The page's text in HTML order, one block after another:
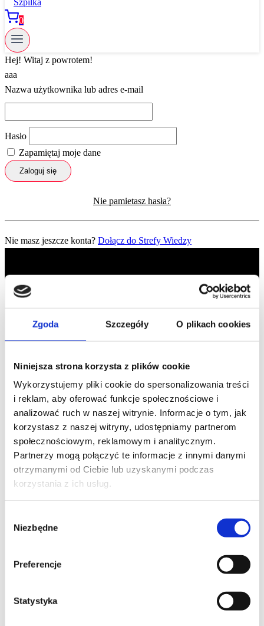
Zgoda Szczegóły O plikach cookies
Niniejsza strona korzysta z plików cookie
Wykorzystujemy pliki cookie do spersonalizowania treści
i reklam, aby oferować funkcje społecznościowe i
analizować ruch w naszej witrynie. Informacje o tym, jak
korzystasz z naszej witryny, udostępniamy partnerom
społecznościowym, reklamowym i analitycznym.
Partnerzy mogą połączyć te informacje z innymi danymi
otrzymanymi od Ciebie lub uzyskanymi podczas
korzystania z ich usług.
zgody
Niezbędne
Preferencje
Statystyka
0
Hej! Witaj z powrotem!
aaa
Nazwa użytkownika lub adres e-mail
Hasło
Zapamiętaj moje dane
Zaloguj się
Nie pamietasz hasła?
Nie masz jeszcze konta? Dołącz do Strefy Wiedzy
Szpilka
Profil tiktok Czerwona Szpilka
Profil youtube Czerwona
Szpilka
Kontakt
kontakt@czerwonaszpilka.pl